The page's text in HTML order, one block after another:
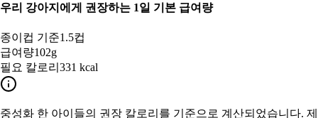
우리 강아지 에게 권장하는 1일 기본 급여량
종이컵 기준1.5컵
급여량102g
필요 칼로리 331 kcal
중성화 한 아이들의 권장 칼로리를 기준으로 계산되었습니다. 제